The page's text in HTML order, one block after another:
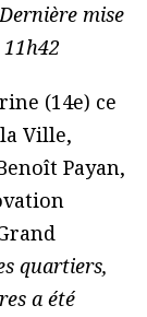
mise
(14e) ce
Ville,
Payan,
quartiers,
a été